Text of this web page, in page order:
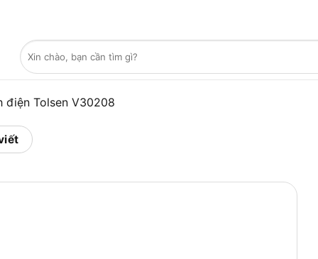
Tìm
kiếm:
điện Tolsen V30208